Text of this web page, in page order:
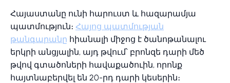
Հայաստանը ունի հարուստ և հազարամյա
պատմություն։ Հայոց պատմության
թանգարանը հիանալի միջոց է ծանոթանալու
երկրի անցյալին, այդ թվում՝ բրոնզե դարի մեծ
թվով գտածոների հավաքածուին, որոնք
հայտնաբերվել են 20-րդ դարի կեսերին։